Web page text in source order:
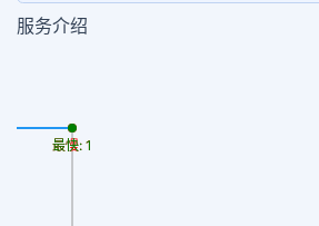
服务介绍
最慢: 1
最快: 1